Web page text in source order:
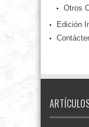
Otros
Edición